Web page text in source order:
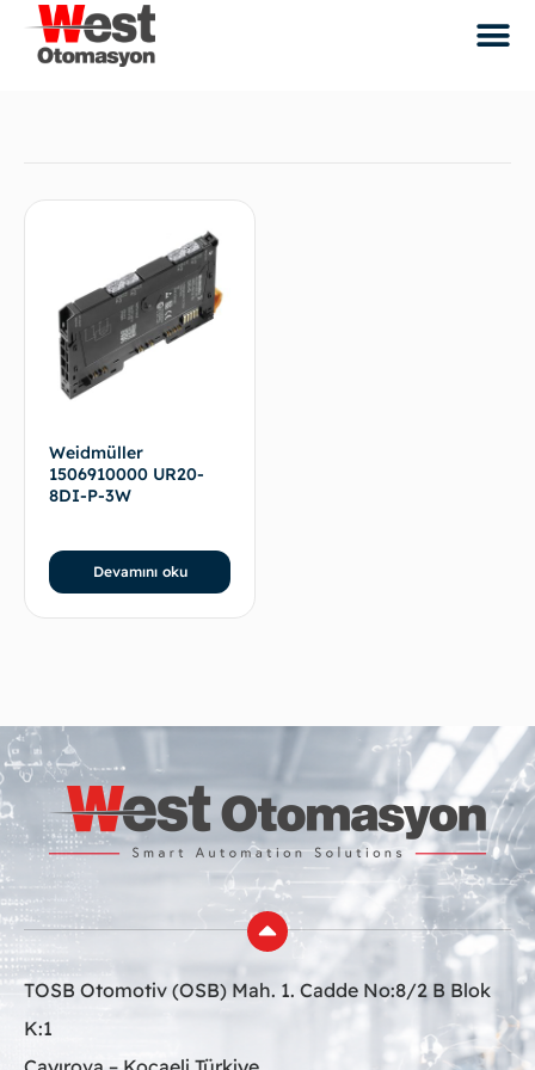
Weidmüller
1506910000 UR20-
8DI-P-3W
Devamını oku
TOSB Otomotiv (OSB) Mah. 1. Cadde No:8/2 B Blok
K:1